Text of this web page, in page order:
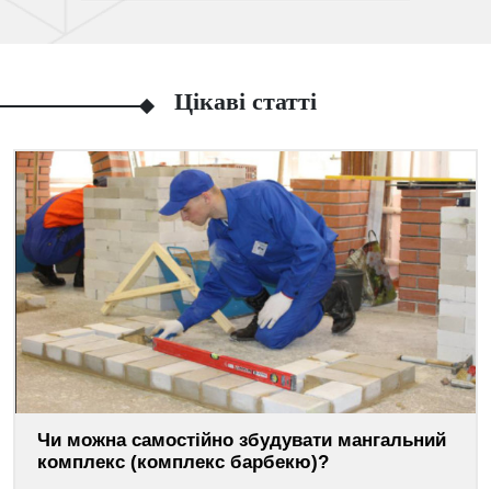
Цікаві статті
Чи можна самостійно збудувати мангальний
комплекс (комплекс барбекю)?